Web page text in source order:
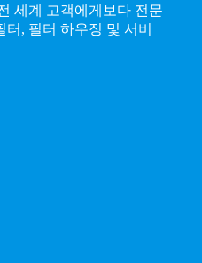
세계 고객에게보다 전문
, 필터 하우징 및 서비